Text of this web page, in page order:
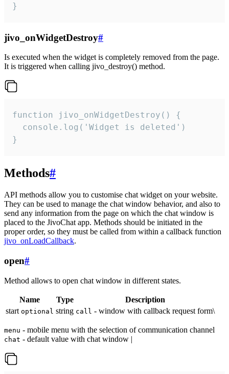
}
jivo_onWidgetDestroy#
Is executed when the widget is completely removed from the page.
It is triggered when calling jivo_destroy() method.
function jivo_onWidgetDestroy() {
  console.log('Widget is deleted')
}
Methods#
API methods allow you to customise chat widget on your website.
They can be used to manage the chat window behavior, and also to
send any information from the page on which the chat window is
placed to the JivoChat app. Methods should be initiated in the
proper order, so they must be called from within a callback function
jivo_onLoadCallback.
open#
Method allows to open chat window in different states.
Name Type
Description
start optional string call - window with callback request form\
menu - mobile menu with the selection of communication channel
chat - default value with chat window |